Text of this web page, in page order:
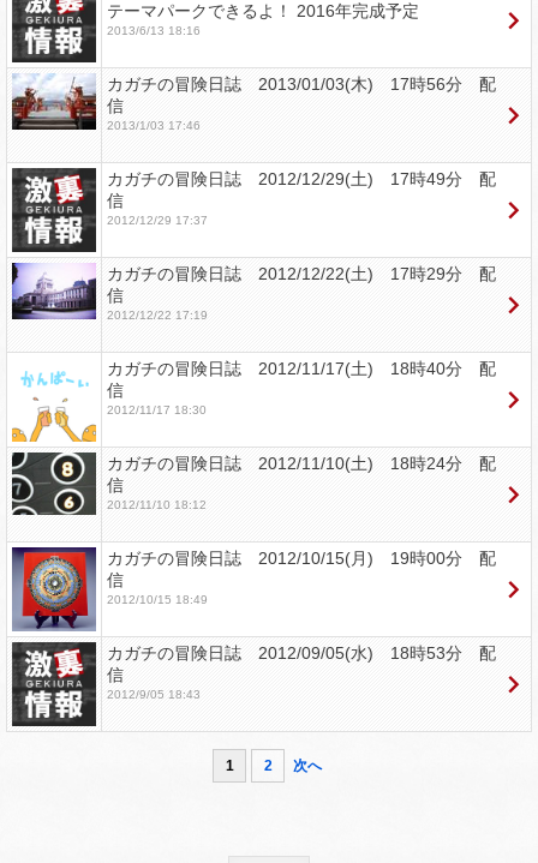
テーマパークできるよ！ 2016年完成予定
2013/6/13 18:16
カガチの冒険日誌 2013/01/03(木) 17時56分 配
信
2013/1/03 17:46
カガチの冒険日誌 2012/12/29(土) 17時49分 配
信
2012/12/29 17:37
カガチの冒険日誌 2012/12/22(土) 17時29分 配
信
2012/12/22 17:19
カガチの冒険日誌 2012/11/17(土) 18時40分 配
信
2012/11/17 18:30
カガチの冒険日誌 2012/11/10(土) 18時24分 配
信
2012/11/10 18:12
カガチの冒険日誌 2012/10/15(月) 19時00分 配
信
2012/10/15 18:49
カガチの冒険日誌 2012/09/05(水) 18時53分 配
信
2012/9/05 18:43
1 2 次へ